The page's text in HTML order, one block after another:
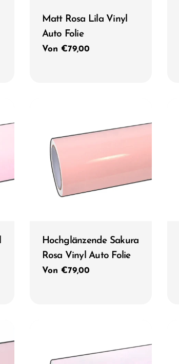
Typ:
Matt Rosa Lila Vinyl
Auto Folie
Regulärer
Von €79,00
Typ:
Hochglänzende Sakura
Rosa Vinyl Auto Folie
Regulärer
Von €79,00